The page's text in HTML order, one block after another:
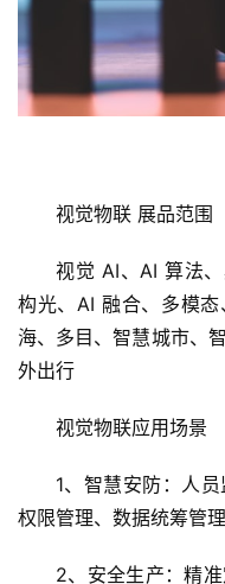
视觉物联 展品范围
视觉 AI、AI 算法
构光、AI 融合、多模